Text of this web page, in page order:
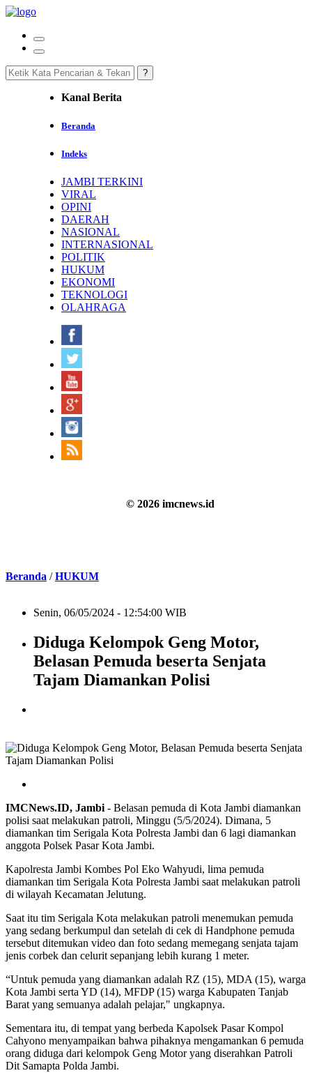
Kanal Berita
Beranda
Indeks
JAMBI TERKINI
VIRAL
OPINI
DAERAH
NASIONAL
INTERNASIONAL
POLITIK
HUKUM
EKONOMI
TEKNOLOGI
OLAHRAGA
© 2026 imcnews.id
Beranda /HUKUM
Senin, 06/05/2024 - 12:54:00 WIB
Diduga Kelompok Geng Motor,
Belasan Pemuda beserta Senjata
Tajam Diamankan Polisi
IMCNews.ID, Jambi- Belasan pemuda di Kota Jambi diamankan
polisi saat melakukan patroli, Minggu (5/5/2024). Dimana, 5
diamankan tim Serigala Kota Polresta Jambi dan 6 lagi diamankan
anggota Polsek Pasar Kota Jambi.
Kapolresta Jambi Kombes Pol Eko Wahyudi, lima pemuda
diamankan tim Serigala Kota Polresta Jambi saat melakukan patroli
di wilayah Kecamatan Jelutung.
Saat itu tim Serigala Kota melakukan patroli menemukan pemuda
yang sedang berkumpul dan setelah di cek di Handphone pemuda
tersebut ditemukan video dan foto sedang memegang senjata tajam
jenis corbek dan celurit sepanjang lebih kurang 1 meter.
“Untuk pemuda yang diamankan adalah RZ (15), MDA (15), warga
Kota Jambi serta YD (14), MFDP (15) warga Kabupaten Tanjab
Barat yang semuanya adalah pelajar," ungkapnya.
Sementara itu, di tempat yang berbeda Kapolsek Pasar Kompol
Cahyono menyampaikan bahwa pihaknya mengamankan 6 pemuda
orang diduga dari kelompok Geng Motor yang diserahkan Patroli
Dit Samapta Polda Jambi.